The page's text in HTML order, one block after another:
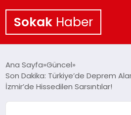
Sokak Haber
EKONOMI
Ana Sayfa Güncel
Son Dakika: Türkiye’de Deprem
İzmir’de Hissedilen Sarsıntılar!